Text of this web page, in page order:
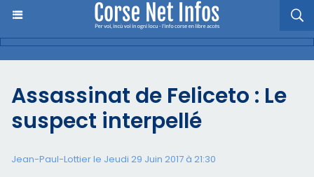
Assassinat de Feliceto : Le
suspect interpellé
Jean-Paul-Lottier le Jeudi 29 Juin 2017 à 21:30